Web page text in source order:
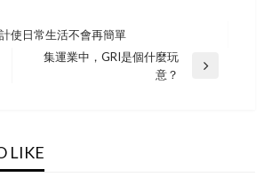
使日常生活不會再簡單
集運業中，GRI是個什麼玩
意？
LIKE